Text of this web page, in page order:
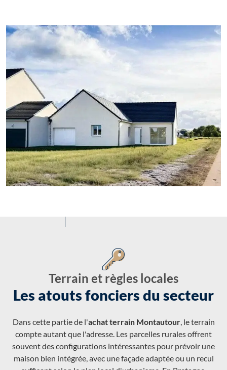
Terrain et règles locales
Les atouts fonciers du secteur
Dans cette partie de l'achat terrain Montautour, le terrain
compte autant que l'adresse. Les parcelles rurales offrent
souvent des configurations intéressantes pour prévoir une
maison bien intégrée, avec une façade adaptée ou un recul